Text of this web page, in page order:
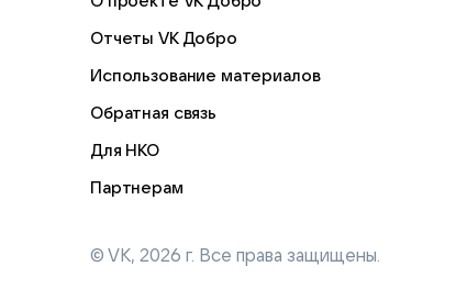
Отчеты VK Добро
Использование материалов
Обратная связь
Для НКО
Партнерам
© VK, 2026 г. Все права защищены.